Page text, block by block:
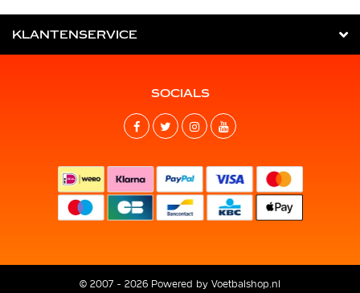
KLANTENSERVICE
SOCIALS
© 2007 - 2026 Powered by Voetbalshop.nl